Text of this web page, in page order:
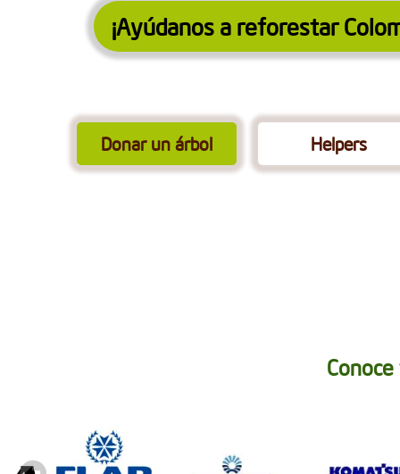
¡Ayúdanos a reforestar
Donar un árbol Helpers